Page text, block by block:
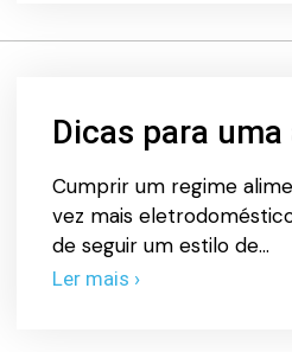
Dicas para
Cumprir um regime
vez mais
de seguir um estilo de…
Ler mais ›